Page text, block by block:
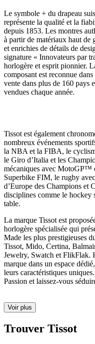
Le symbole + du drapeau
représente la qualité et la
depuis 1853. Les montres
à partir de matériaux haut de
et enrichies de détails de
signature « Innovateurs par
horlogère et esprit pionnier.
composant est reconnue
vente dans plus de 160 pays
vendues chaque année.
Tissot est également
nombreux événements
la NBA et la FIBA, le
le Giro d’Italia et les
mécaniques avec MotoGP™
Superbike FIM, le rugby
d’Europe des Champions et
disciplines comme le hockey
table.
La marque Tissot est
horlogère spécialisée qui
Made les plus prestigieuses
Tissot, Mido, Certina,
Jewelry, Swatch et FlikFlak.
marque dans un espace
leurs caractéristiques
Passion et laissez-vous
Voir plus
Trouver Tissot